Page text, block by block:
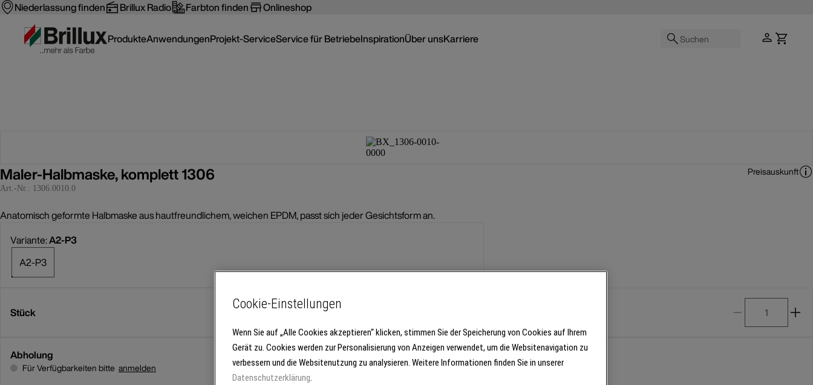
Niederlassung finden Brillux Radio Farbton finden Onlineshop
Suchen
ProdukteAnwendungenProjekt-ServiceService für BetriebeInspirationÜber unsKarriere
Maler-Halbmaske, komplett 1306
Art.-Nr.: 1306.0010.0
Preisauskunft
Anatomisch geformte Halbmaske aus hautfreundlichem, weichen EPDM, passt sich jeder Gesichtsform an.
Variante:A2-P3
A2-P3
Stück
Abholung
Für Verfügbarkeiten bitte anmelden
Cookie-Einstellungen
Wenn Sie auf „Alle Cookies akzeptieren“ klicken, stimmen Sie der Speicherung von Cookies auf Ihrem
Gerät zu. Cookies werden zur Personalisierung von Anzeigen verwendet, um die Websitenavigation zu
verbessern und die Websitenutzung zu analysieren. Weitere Informationen finden Sie in unserer
Datenschutzerklärung.